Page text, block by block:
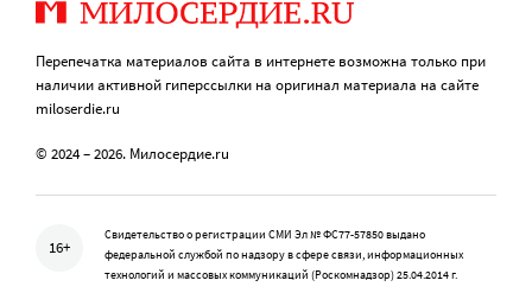
Перепечатка материалов сайта в интернете возможна только при
наличии активной гиперссылки на оригинал материала на сайте
miloserdie.ru
© 2024 – 2026. Милосердие.ru
16+
Свидетельство о регистрации СМИ Эл № ФС77-57850 выдано
федеральной службой по надзору в сфере связи, информационных
технологий и массовых коммуникаций (Роскомнадзор) 25.04.2014 г.